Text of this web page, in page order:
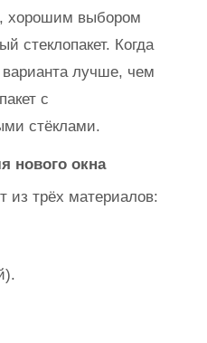
хорошим выбором
стеклопакет. Когда
лучше, чем
с
стёклами.
нового окна
из трёх материалов: